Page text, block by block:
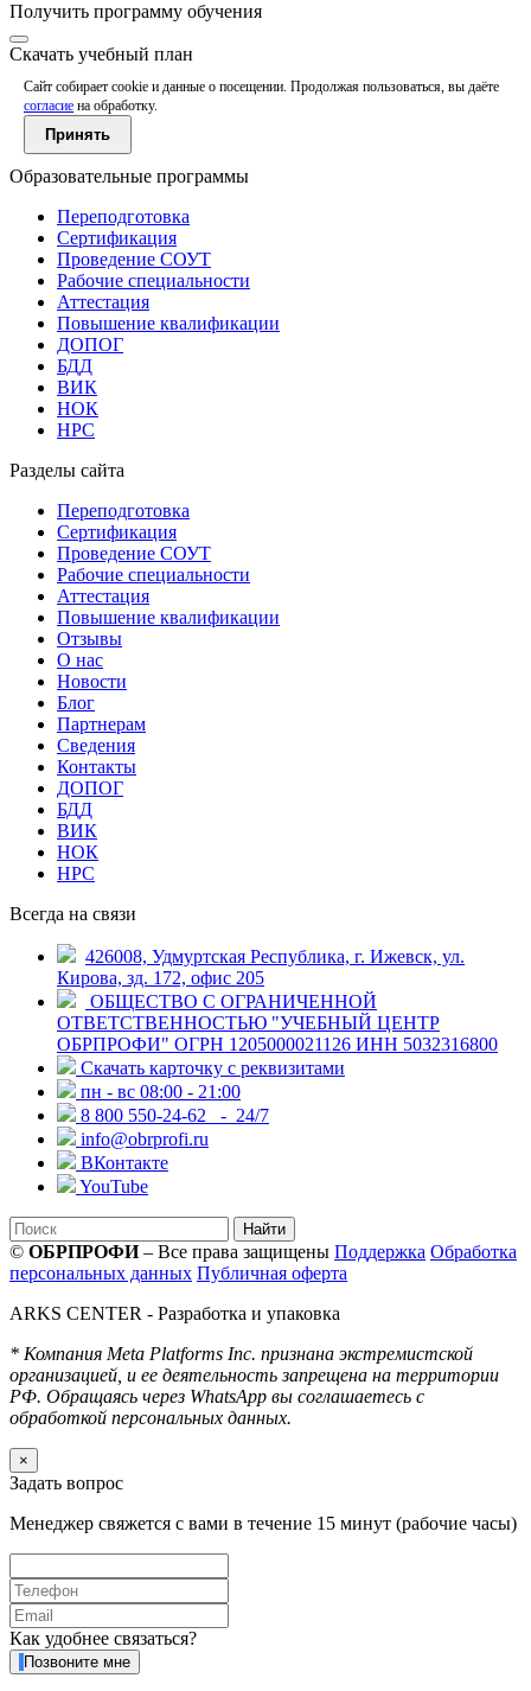
Получить программу обучения
Скачать учебный план
Сайт собирает cookie и данные о посещении. Продолжая пользоваться, вы даёте
согласие на обработку.
Принять
Образовательные программы
Переподготовка
Сертификация
Проведение СОУТ
Рабочие специальности
Аттестация
Повышение квалификации
ДОПОГ
БДД
ВИК
НОК
НРС
Разделы сайта
Переподготовка
Сертификация
Проведение СОУТ
Рабочие специальности
Аттестация
Повышение квалификации
Отзывы
О нас
Новости
Блог
Партнерам
Сведения
Контакты
ДОПОГ
БДД
ВИК
НОК
НРС
Всегда на связи
426008, Удмуртская Республика, г. Ижевск, ул.
Кирова, зд. 172, офис 205
ОБЩЕСТВО С ОГРАНИЧЕННОЙ
ОТВЕТСТВЕННОСТЬЮ "УЧЕБНЫЙ ЦЕНТР
ОБРПРОФИ" ОГРН 1205000021126 ИНН 5032316800
Скачать карточку с реквизитами
пн - вс 08:00 - 21:00
8 800 550-24-62
- 24/7
info@obrprofi.ru
ВКонтакте
YouTube
Найти
© ОБРПРОФИ– Все права защищены Поддержка Обработка
персональных данных Публичная оферта
ARKS CENTER - Разработка и упаковка
* Компания Meta Platforms Inc. признана экстремистской
организацией, и ее деятельность запрещена на территории
РФ. Обращаясь через WhatsApp вы соглашаетесь с
обработкой персональных данных.
×
Задать вопрос
Менеджер свяжется с вами в течение 15 минут (рабочие часы)
Как удобнее связаться?
Позвоните мне